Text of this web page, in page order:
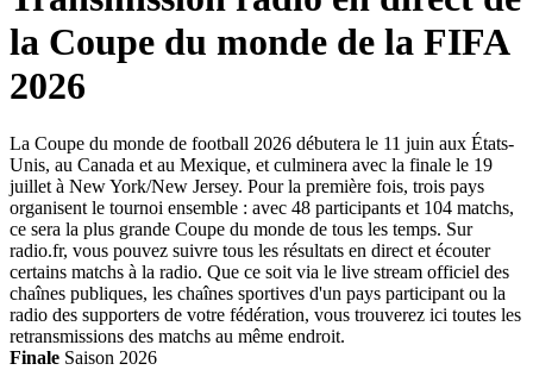
la Coupe du monde de la FIFA
2026
La Coupe du monde de football 2026 débutera le 11 juin aux États-
Unis, au Canada et au Mexique, et culminera avec la finale le 19
juillet à New York/New Jersey. Pour la première fois, trois pays
organisent le tournoi ensemble : avec 48 participants et 104 matchs,
ce sera la plus grande Coupe du monde de tous les temps. Sur
radio.fr, vous pouvez suivre tous les résultats en direct et écouter
certains matchs à la radio. Que ce soit via le live stream officiel des
chaînes publiques, les chaînes sportives d'un pays participant ou la
radio des supporters de votre fédération, vous trouverez ici toutes les
retransmissions des matchs au même endroit.
Finale Saison 2026